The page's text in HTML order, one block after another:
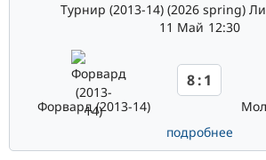
Турнир (2013-14) (2026 spring)
11 Май 12:30
Форвард (2013-14)
8:1
подробнее